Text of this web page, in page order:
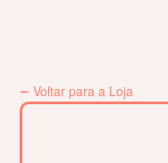
⭠ Voltar para a Loja